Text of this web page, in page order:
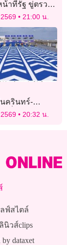
น้าที่รัฐ ขู่ตรวจ
งินกว่า 15 ล้าน
21:00 น.
ครินทร์-
หมื่นล้านเข้า
างปี72เปิด
20:32 น.
ฟ์สไตล์
นิวส์clips
by dataxet